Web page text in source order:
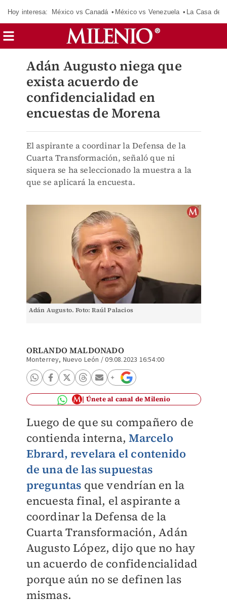
Hoy interesa: México vs Canadá México vs Venezuela La Casa de
Adán Augusto niega que
exista acuerdo de
confidencialidad en
encuestas de Morena
El aspirante a coordinar la Defensa de la
Cuarta Transformación, señaló que ni
siquera se ha seleccionado la muestra a la
que se aplicará la encuesta.
Adán Augusto. Foto: Raúl Palacios
ORLANDO MALDONADO
Monterrey, Nuevo León /09.08.2023 16:54:00
Únete al canal de Milenio
Luego de que su compañero de
contienda interna,Marcelo
Ebrard, revelara el contenido
de una de las supuestas
preguntas que vendrían en la
encuesta final, el aspirante a
coordinar la Defensa de la
Cuarta Transformación, Adán
Augusto López, dijo que no hay
un acuerdo de confidencialidad
porque aún no se definen las
mismas.